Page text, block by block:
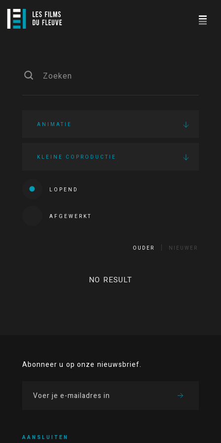
ANIMATIE
KLEINE COPRODUCTIE
LOPEND
AFGEWERKT
OUDER NIEUWER
NO RESULT
Abonneer u op onze nieuwsbrief.
AANSLUITEN